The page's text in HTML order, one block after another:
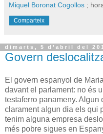
Miquel Boronat Cogollos ;
Comparteix
dimarts, 5 d’abril del
Govern
El govern espanyol de
davant el parlament: no és
testaferro panameny. Algun
clarament algun dia els qui
tenim alguna empresa
més pobre sigues en